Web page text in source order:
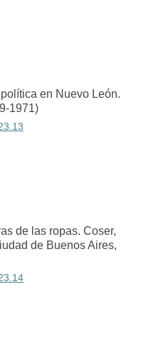
en Nuevo León.
1971)
de las ropas. Coser,
de Buenos Aires,